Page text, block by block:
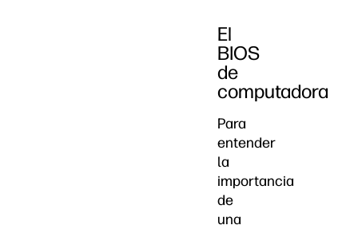
El
BIOS
de
computadora
Para
entender
la
importancia
de
una